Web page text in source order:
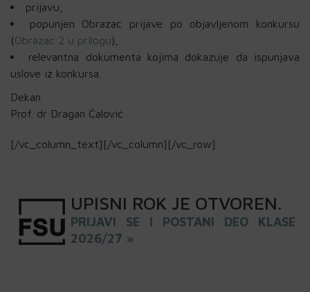
prijavu,
popunjen Obrazac prijave po objavljenom konkursu
(Obrazac 2 u prilogu),
relevantna dokumenta kojima dokazuje da ispunjava
uslove iz konkursa.
Dekan
Prof. dr Dragan Ćalović
[/vc_column_text][/vc_column][/vc_row]
UPISNI ROK JE OTVOREN.
PRIJAVI SE I POSTANI DEO KLASE
2026/27 »